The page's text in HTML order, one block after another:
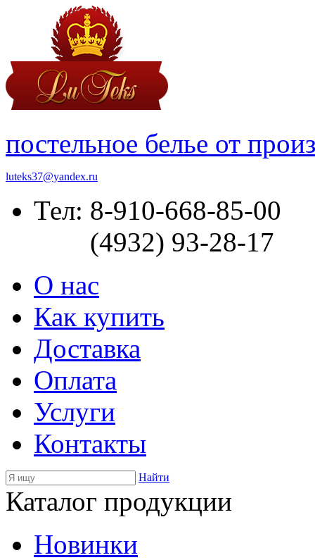
постельное белье от
luteks37@yandex.ru
Тел: 8-910-668-85-00
(4932) 93-28-17
О нас
Как купить
Доставка
Оплата
Услуги
Контакты
Найти
Каталог продукции
Новинки